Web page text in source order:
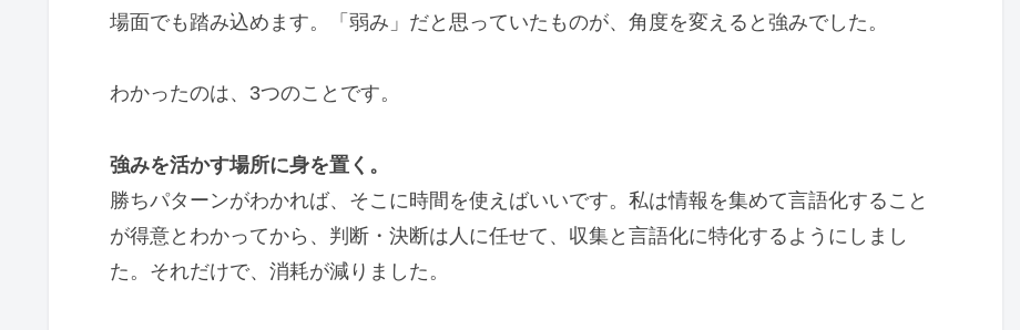
場面でも踏み込めます。「弱み」だと思っていたものが、角度を変えると強みでした。
わかったのは、3つのことです。
強みを活かす場所に身を置く。
勝ちパターンがわかれば、そこに時間を使えばいいです。私は情報を集めて言語化すること
が得意とわかってから、判断・決断は人に任せて、収集と言語化に特化するようにしまし
た。それだけで、消耗が減りました。